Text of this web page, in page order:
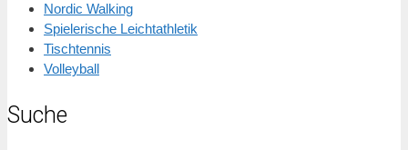
Nordic Walking
Spielerische Leichtathletik
Tischtennis
Volleyball
Suche